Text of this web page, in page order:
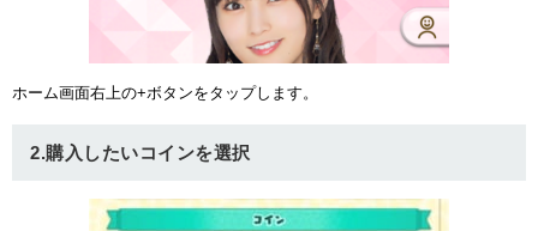
ホーム画面右上の+ボタンをタップします。
2.購入したいコインを選択